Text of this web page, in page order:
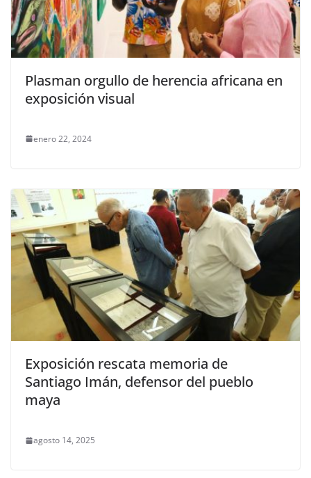
Plasman orgullo de herencia africana en
exposición visual
enero 22, 2024
Exposición rescata memoria de
Santiago Imán, defensor del pueblo
maya
agosto 14, 2025